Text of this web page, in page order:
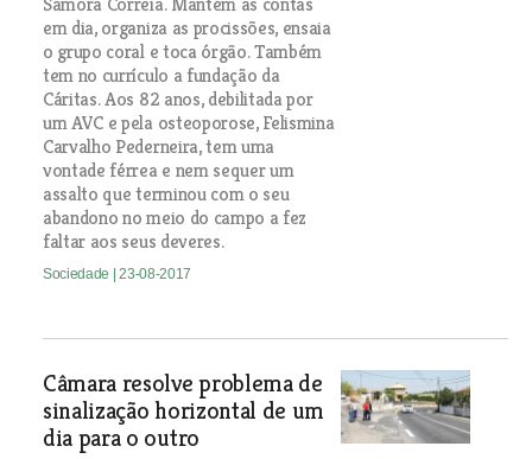
em dia, organiza as procissões, ensaia
o grupo coral e toca órgão. Também
tem no currículo a fundação da
Cáritas. Aos 82 anos, debilitada por
um AVC e pela osteoporose, Felismina
Carvalho Pederneira, tem uma
vontade férrea e nem sequer um
assalto que terminou com o seu
abandono no meio do campo a fez
faltar aos seus deveres.
Sociedade | 23-08-2017
Câmara resolve problema de
sinalização horizontal de um
dia para o outro